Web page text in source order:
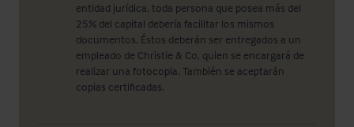
entidad jurídica, toda persona que posea más del
25% del capital debería facilitar los mismos
documentos. Éstos deberán ser entregados a un
empleado de Christie & Co, quien se encargará de
realizar una fotocopia. También se aceptarán
copias certificadas.